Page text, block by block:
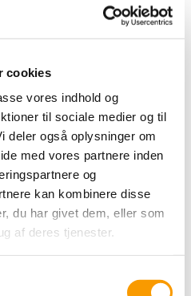
cookies
vores indhold og
til sociale medier og til
deler også oplysninger om
med vores partnere inden
og
kan kombinere disse
du har givet dem, eller som
af deres tjenester.
Får du for mange